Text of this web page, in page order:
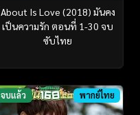
About Is Love (2018) มันคง
เป็นความรัก ตอนที่ 1-30 จบ
ซับไทย
จบแล้ว พากย์ไทย